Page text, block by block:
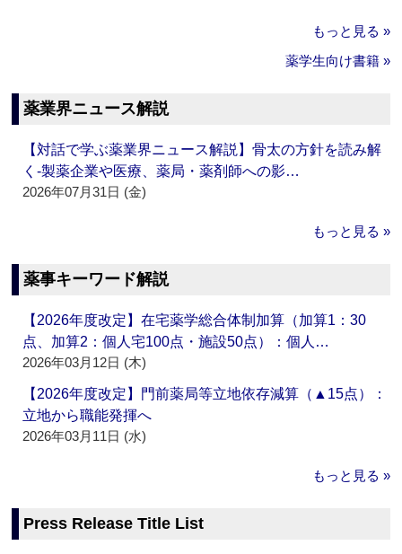
もっと見る »
薬学生向け書籍 »
薬業界ニュース解説
【対話で学ぶ薬業界ニュース解説】骨太の方針を読み解
く‐製薬企業や医療、薬局・薬剤師への影…
2026年07月31日 (金)
もっと見る »
薬事キーワード解説
【2026年度改定】在宅薬学総合体制加算（加算1：30
点、加算2：個人宅100点・施設50点）：個人…
2026年03月12日 (木)
【2026年度改定】門前薬局等立地依存減算（▲15点）：
立地から職能発揮へ
2026年03月11日 (水)
もっと見る »
Press Release Title List